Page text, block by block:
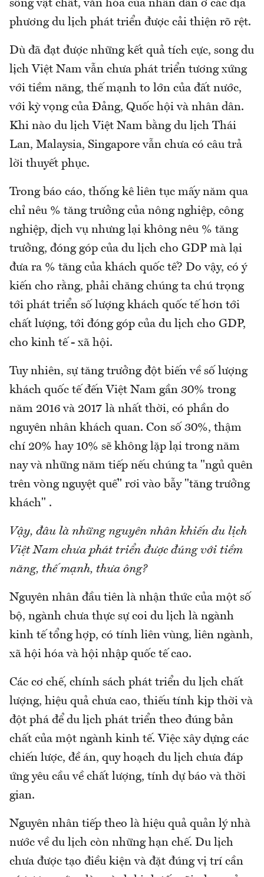
sống vật chất, văn hóa của nhân dân ở các địa
phương du lịch phát triển được cải thiện rõ rệt.
Dù đã đạt được những kết quả tích cực, song du
lịch Việt Nam vẫn chưa phát triển tương xứng
với tiềm năng, thế mạnh to lớn của đất nước,
với kỳ vọng của Đảng, Quốc hội và nhân dân.
Khi nào du lịch Việt Nam bằng du lịch Thái
Lan, Malaysia, Singapore vẫn chưa có câu trả
lời thuyết phục.
Trong báo cáo, thống kê liên tục mấy năm qua
chỉ nêu % tăng trưởng của nông nghiệp, công
nghiệp, dịch vụ nhưng lại không nêu % tăng
trưởng, đóng góp của du lịch cho GDP mà lại
đưa ra % tăng của khách quốc tế? Do vậy, có ý
kiến cho rằng, phải chăng chúng ta chú trọng
tới phát triển số lượng khách quốc tế hơn tới
chất lượng, tới đóng góp của du lịch cho GDP,
cho kinh tế - xã hội.
Tuy nhiên, sự tăng trưởng đột biến về số lượng
khách quốc tế đến Việt Nam gần 30% trong
năm 2016 và 2017 là nhất thời, có phần do
nguyên nhân khách quan. Con số 30%, thậm
chí 20% hay 10% sẽ không lặp lại trong năm
nay và những năm tiếp nếu chúng ta "ngủ quên
trên vòng nguyệt quế" rơi vào bẫy "tăng trưởng
khách" .
Vậy, đâu là những nguyên nhân khiến du lịch
Việt Nam chưa phát triển được đúng với tiềm
năng, thế mạnh, thưa ông?
Nguyên nhân đầu tiên là nhận thức của một số
bộ, ngành chưa thực sự coi du lịch là ngành
kinh tế tổng hợp, có tính liên vùng, liên ngành,
xã hội hóa và hội nhập quốc tế cao.
Các cơ chế, chính sách phát triển du lịch chất
lượng, hiệu quả chưa cao, thiếu tính kịp thời và
đột phá để du lịch phát triển theo đúng bản
chất của một ngành kinh tế. Việc xây dựng các
chiến lược, đề án, quy hoạch du lịch chưa đáp
ứng yêu cầu về chất lượng, tính dự báo và thời
gian.
Nguyên nhân tiếp theo là hiệu quả quản lý nhà
nước về du lịch còn những hạn chế. Du lịch
chưa được tạo điều kiện và đặt đúng vị trí cần